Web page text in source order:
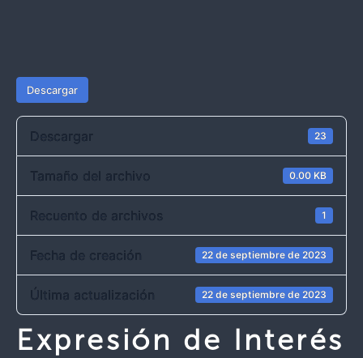
Descargar
Descargar 23
Tamaño del archivo 0.00 KB
Recuento de archivos 1
Fecha de creación 22 de septiembre de 2023
Última actualización 22 de septiembre de 2023
Expresión de Interés